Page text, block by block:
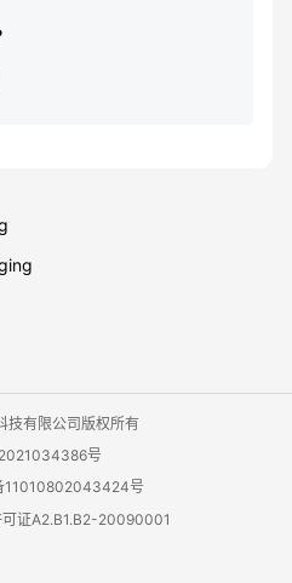
有限公司版权所有
号
11010802043424号
证A2.B1.B2-20090001